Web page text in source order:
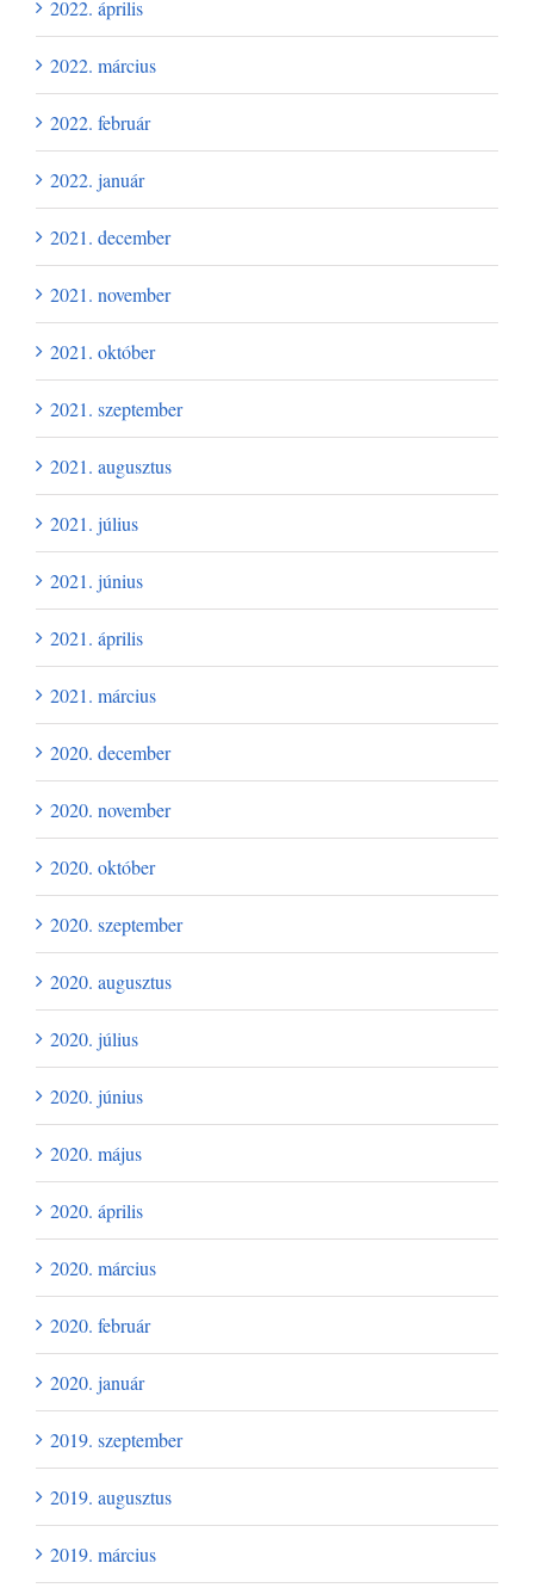
2022. április
2022. március
2022. február
2022. január
2021. december
2021. november
2021. október
2021. szeptember
2021. augusztus
2021. július
2021. június
2021. április
2021. március
2020. december
2020. november
2020. október
2020. szeptember
2020. augusztus
2020. július
2020. június
2020. május
2020. április
2020. március
2020. február
2020. január
2019. szeptember
2019. augusztus
2019. március